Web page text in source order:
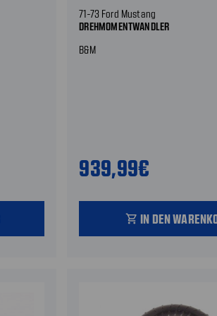
71-73 Ford Mustang
DREHMOMENTWANDLER
B&M
939,99€
shopping_cart IN DEN